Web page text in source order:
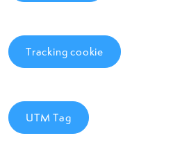
Tracking cookie
UTM Tag